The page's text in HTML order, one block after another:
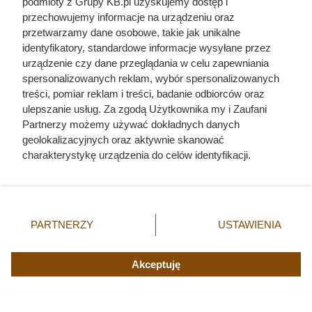
Sprowadzał prostytutki na Wawel, byle uciec
przed starszą o 30 lat Anną. Ten polski król był
wielką porażką
Wskoczyła w suknie i odparła zbrojny najazd na
Zamość. Kim była najodważniejsza magnatka XVII
wieku?
przechowujemy informacje na urządzeniu oraz
przetwarzamy dane osobowe, takie jak unikalne
identyfikatory, standardowe informacje wysyłane przez
urządzenie czy dane przeglądania w celu zapewniania
spersonalizowanych reklam, wybór spersonalizowanych
treści, pomiar reklam i treści, badanie odbiorców oraz
ulepszanie usług. Za zgodą Użytkownika my i Zaufani
Partnerzy możemy używać dokładnych danych
geolokalizacyjnych oraz aktywnie skanować
charakterystykę urządzenia do celów identyfikacji.
zmienić/wycofać klikając przycisk ustawień prywatności
znajdujący się w lewym dolnym rogu strony. Niektóre
użytkownika, ale masz prawo sprzeciwić się takiemu
przetwarzaniu. Preferencje będą miały zastosowania tylko
PARTNERZY USTAWIENIA
Akceptuję